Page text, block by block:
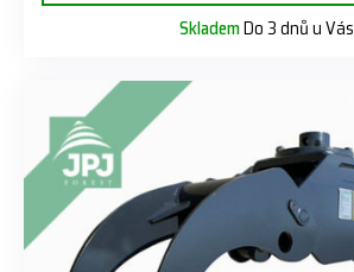
SklademDo 3 dnů u Vás